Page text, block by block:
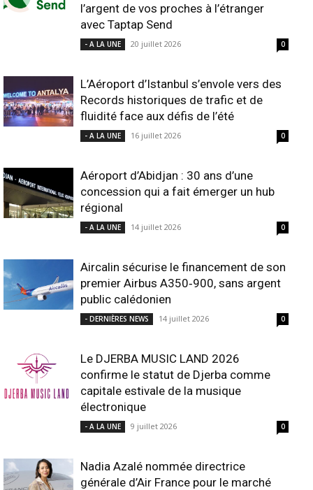
l’argent de vos proches à l’étranger
avec Taptap Send
- A LA UNE 20 juillet 2026 0
L’Aéroport d’Istanbul s’envole vers des
Records historiques de trafic et de
fluidité face aux défis de l’été
- A LA UNE 16 juillet 2026 0
Aéroport d’Abidjan : 30 ans d’une
concession qui a fait émerger un hub
régional
- A LA UNE 14 juillet 2026 0
Aircalin sécurise le financement de son
premier Airbus A350‑900, sans argent
public calédonien
- DERNIÈRES NEWS 14 juillet 2026 0
Le DJERBA MUSIC LAND 2026
confirme le statut de Djerba comme
capitale estivale de la musique
électronique
- A LA UNE 9 juillet 2026 0
Nadia Azalé nommée directrice
générale d’Air France pour le marché